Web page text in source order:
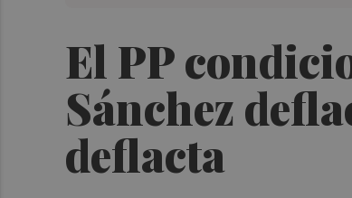
El PP
Sánchez
deflacta